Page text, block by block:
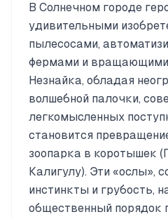
В Солнечном городе
удивительными
пылесосами,
фермами и
Незнайка, обладая
волшебной палочки,
легкомысленных
становится
зоопарка в коротышек
Калигулу). Эти «ослы»,
инстинкты и грубость,
общественный порядок